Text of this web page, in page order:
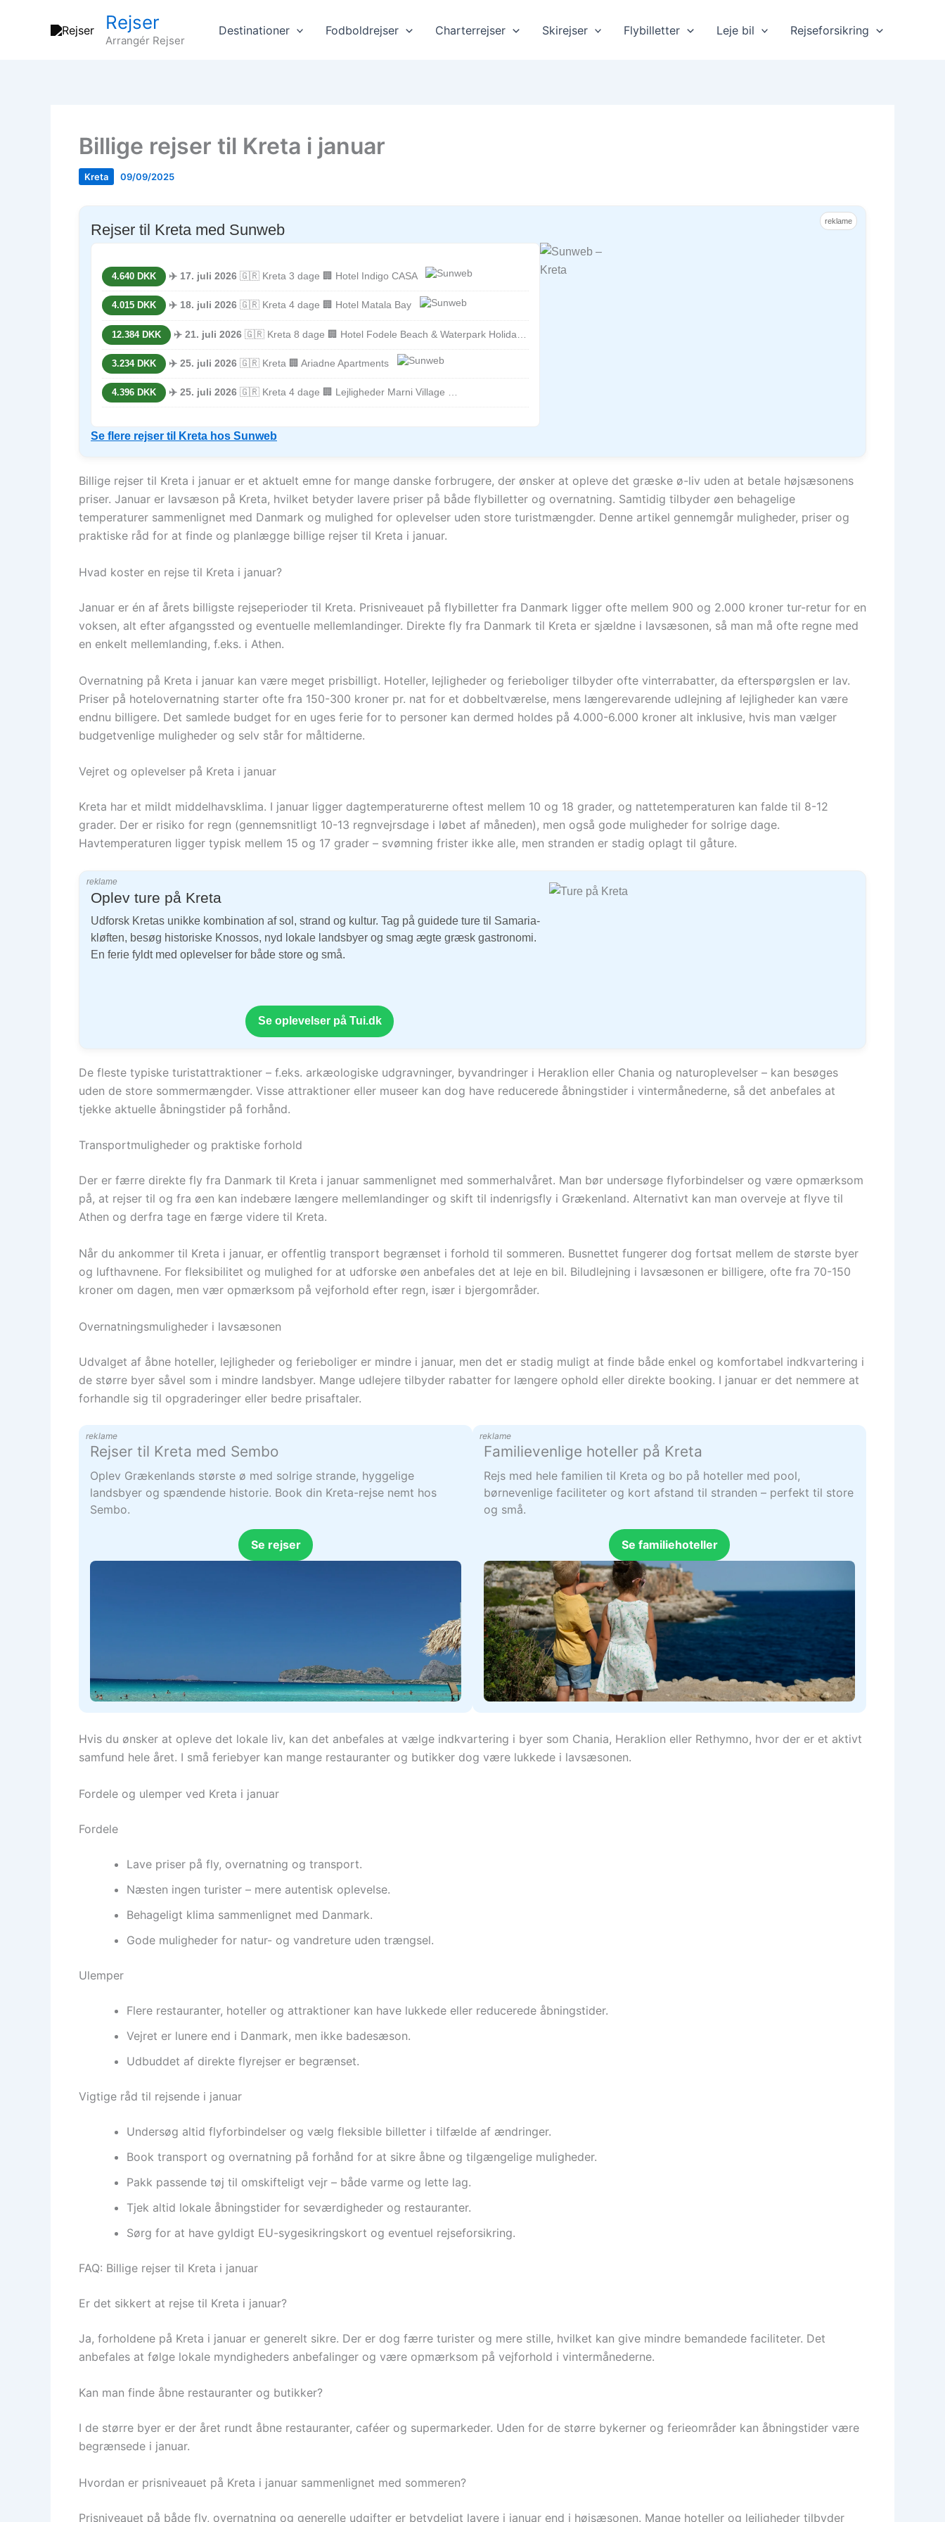
Rejser
Arrangér Rejser
Destinationer Fodboldrejser Charterrejser Skirejser Flybilletter Leje bil Rejseforsikring
Billige rejser til Kreta i januar
Kreta 09/09/2025
reklame
Rejser til Kreta med Sunweb
4.640 DKK ✈️ 17. juli 2026 🇬🇷 Kreta 3 dage 🏢 Hotel Indigo CASA
4.015 DKK ✈️ 18. juli 2026 🇬🇷 Kreta 4 dage 🏢 Hotel Matala Bay
12.384 DKK ✈️ 21. juli 2026 🇬🇷 Kreta 8 dage 🏢 Hotel Fodele Beach & Waterpark Holiday Resort
3.234 DKK ✈️ 25. juli 2026 🇬🇷 Kreta 🏢 Ariadne Apartments
4.396 DKK ✈️ 25. juli 2026 🇬🇷 Kreta 4 dage 🏢 Lejligheder Marni Village
Se flere rejser til Kreta hos Sunweb
Billige rejser til Kreta i januar er et aktuelt emne for mange danske forbrugere, der ønsker at opleve det græske ø-liv uden at betale højsæsonens
priser. Januar er lavsæson på Kreta, hvilket betyder lavere priser på både flybilletter og overnatning. Samtidig tilbyder øen behagelige
temperaturer sammenlignet med Danmark og mulighed for oplevelser uden store turistmængder. Denne artikel gennemgår muligheder, priser og
praktiske råd for at finde og planlægge billige rejser til Kreta i januar.
Hvad koster en rejse til Kreta i januar?
Januar er én af årets billigste rejseperioder til Kreta. Prisniveauet på flybilletter fra Danmark ligger ofte mellem 900 og 2.000 kroner tur-retur for en
voksen, alt efter afgangssted og eventuelle mellemlandinger. Direkte fly fra Danmark til Kreta er sjældne i lavsæsonen, så man må ofte regne med
en enkelt mellemlanding, f.eks. i Athen.
Overnatning på Kreta i januar kan være meget prisbilligt. Hoteller, lejligheder og ferieboliger tilbyder ofte vinterrabatter, da efterspørgslen er lav.
Priser på hotelovernatning starter ofte fra 150-300 kroner pr. nat for et dobbeltværelse, mens længerevarende udlejning af lejligheder kan være
endnu billigere. Det samlede budget for en uges ferie for to personer kan dermed holdes på 4.000-6.000 kroner alt inklusive, hvis man vælger
budgetvenlige muligheder og selv står for måltiderne.
Vejret og oplevelser på Kreta i januar
Kreta har et mildt middelhavsklima. I januar ligger dagtemperaturerne oftest mellem 10 og 18 grader, og nattetemperaturen kan falde til 8-12
grader. Der er risiko for regn (gennemsnitligt 10-13 regnvejrsdage i løbet af måneden), men også gode muligheder for solrige dage.
Havtemperaturen ligger typisk mellem 15 og 17 grader – svømning frister ikke alle, men stranden er stadig oplagt til gåture.
reklame
Oplev ture på Kreta
Udforsk Kretas unikke kombination af sol, strand og kultur. Tag på guidede ture til Samaria-
kløften, besøg historiske Knossos, nyd lokale landsbyer og smag ægte græsk gastronomi.
En ferie fyldt med oplevelser for både store og små.
Se oplevelser på Tui.dk
De fleste typiske turistattraktioner – f.eks. arkæologiske udgravninger, byvandringer i Heraklion eller Chania og naturoplevelser – kan besøges
uden de store sommermængder. Visse attraktioner eller museer kan dog have reducerede åbningstider i vintermånederne, så det anbefales at
tjekke aktuelle åbningstider på forhånd.
Transportmuligheder og praktiske forhold
Der er færre direkte fly fra Danmark til Kreta i januar sammenlignet med sommerhalvåret. Man bør undersøge flyforbindelser og være opmærksom
på, at rejser til og fra øen kan indebære længere mellemlandinger og skift til indenrigsfly i Grækenland. Alternativt kan man overveje at flyve til
Athen og derfra tage en færge videre til Kreta.
Når du ankommer til Kreta i januar, er offentlig transport begrænset i forhold til sommeren. Busnettet fungerer dog fortsat mellem de største byer
og lufthavnene. For fleksibilitet og mulighed for at udforske øen anbefales det at leje en bil. Biludlejning i lavsæsonen er billigere, ofte fra 70-150
kroner om dagen, men vær opmærksom på vejforhold efter regn, især i bjergområder.
Overnatningsmuligheder i lavsæsonen
Udvalget af åbne hoteller, lejligheder og ferieboliger er mindre i januar, men det er stadig muligt at finde både enkel og komfortabel indkvartering i
de større byer såvel som i mindre landsbyer. Mange udlejere tilbyder rabatter for længere ophold eller direkte booking. I januar er det nemmere at
forhandle sig til opgraderinger eller bedre prisaftaler.
reklame
Rejser til Kreta med Sembo
Oplev Grækenlands største ø med solrige strande, hyggelige
landsbyer og spændende historie. Book din Kreta-rejse nemt hos
Sembo.
Se rejser
reklame
Familievenlige hoteller på Kreta
Rejs med hele familien til Kreta og bo på hoteller med pool,
børnevenlige faciliteter og kort afstand til stranden – perfekt til store
og små.
Se familiehoteller
Hvis du ønsker at opleve det lokale liv, kan det anbefales at vælge indkvartering i byer som Chania, Heraklion eller Rethymno, hvor der er et aktivt
samfund hele året. I små feriebyer kan mange restauranter og butikker dog være lukkede i lavsæsonen.
Fordele og ulemper ved Kreta i januar
Fordele
Lave priser på fly, overnatning og transport.
Næsten ingen turister – mere autentisk oplevelse.
Behageligt klima sammenlignet med Danmark.
Gode muligheder for natur- og vandreture uden trængsel.
Ulemper
Flere restauranter, hoteller og attraktioner kan have lukkede eller reducerede åbningstider.
Vejret er lunere end i Danmark, men ikke badesæson.
Udbuddet af direkte flyrejser er begrænset.
Vigtige råd til rejsende i januar
Undersøg altid flyforbindelser og vælg fleksible billetter i tilfælde af ændringer.
Book transport og overnatning på forhånd for at sikre åbne og tilgængelige muligheder.
Pakk passende tøj til omskifteligt vejr – både varme og lette lag.
Tjek altid lokale åbningstider for seværdigheder og restauranter.
Sørg for at have gyldigt EU-sygesikringskort og eventuel rejseforsikring.
FAQ: Billige rejser til Kreta i januar
Er det sikkert at rejse til Kreta i januar?
Ja, forholdene på Kreta i januar er generelt sikre. Der er dog færre turister og mere stille, hvilket kan give mindre bemandede faciliteter. Det
anbefales at følge lokale myndigheders anbefalinger og være opmærksom på vejforhold i vintermånederne.
Kan man finde åbne restauranter og butikker?
I de større byer er der året rundt åbne restauranter, caféer og supermarkeder. Uden for de større bykerner og ferieområder kan åbningstider være
begrænsede i januar.
Hvordan er prisniveauet på Kreta i januar sammenlignet med sommeren?
Prisniveauet på både fly, overnatning og generelle udgifter er betydeligt lavere i januar end i højsæsonen. Mange hoteller og lejligheder tilbyder